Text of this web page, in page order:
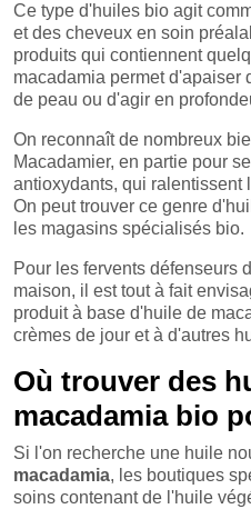
Ce type d'huiles bio agit
et des cheveux en soin
produits qui contiennent
macadamia permet d'apaiser
de peau ou d'agir en
On reconnaît de nombreux
Macadamier, en partie pour
antioxydants, qui ralentissent
On peut trouver ce genre
les magasins spécialisés bio.
Pour les fervents défenseurs
maison, il est tout à fait
produit à base d'huile de
crèmes de jour et à d'autres
Où trouver des
macadamia bio
Si l'on recherche une huile
macadamia, les boutiques
soins contenant de l'huile